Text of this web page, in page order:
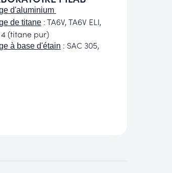
d'aluminium
de titane: TA6V, TA6V ELI,
4 (titane pur)
à base d'étain : SAC 305,